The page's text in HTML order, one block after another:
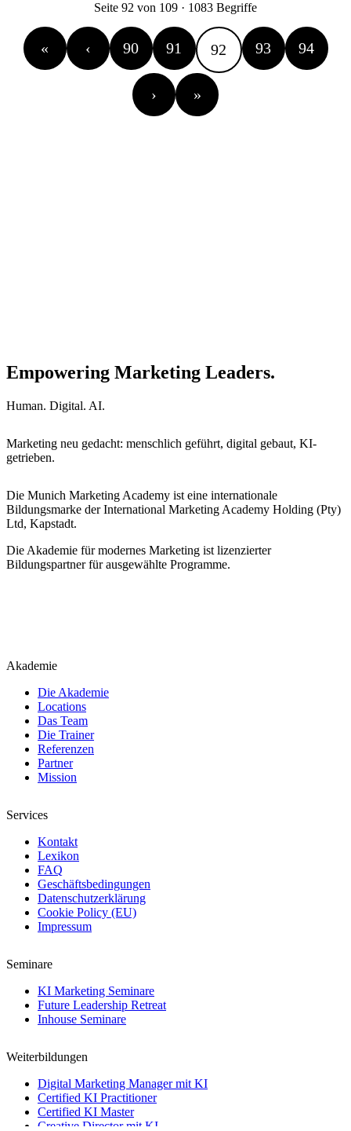
Seite 92 von 109 · 1083 Begriffe
« ‹ 90 91 92 93 94
› »
Empowering Marketing Leaders.
Human. Digital. AI.
Marketing neu gedacht: menschlich geführt, digital gebaut, KI-
getrieben.
Die Munich Marketing Academy ist eine internationale
Bildungsmarke der International Marketing Academy Holding (Pty)
Ltd, Kapstadt.
Die Akademie für modernes Marketing ist lizenzierter
Bildungspartner für ausgewählte Programme.
Akademie
Die Akademie
Locations
Das Team
Die Trainer
Referenzen
Partner
Mission
Services
Kontakt
Lexikon
FAQ
Geschäftsbedingungen
Datenschutzerklärung
Cookie Policy (EU)
Impressum
Seminare
KI Marketing Seminare
Future Leadership Retreat
Inhouse Seminare
Weiterbildungen
Digital Marketing Manager mit KI
Certified KI Practitioner
Certified KI Master
Creative Director mit KI